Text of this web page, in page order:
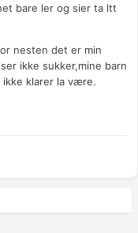
bare ler og sier ta ltt
nesten det er min
ikke sukker,mine barn
ikke klarer la være.